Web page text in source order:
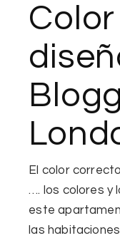
El color
…. los colores y
este
las